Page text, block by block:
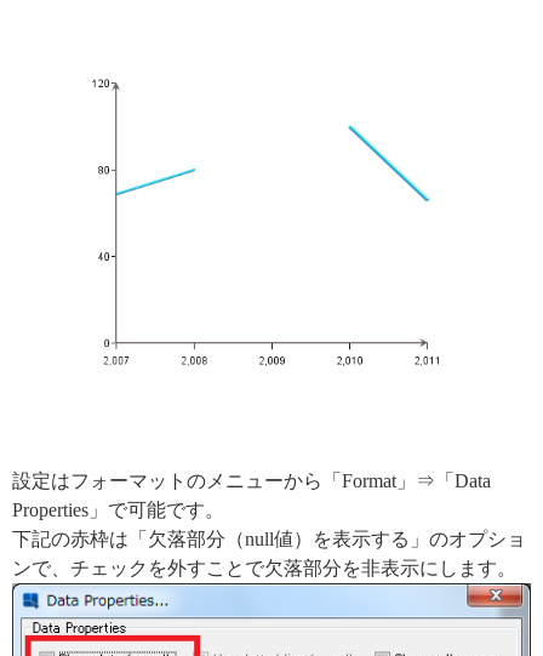
設定はフォーマットのメニューから「Format」⇒「Data
Properties」で可能です。
下記の赤枠は「欠落部分（null値）を表示する」のオプショ
ンで、チェックを外すことで欠落部分を非表示にします。